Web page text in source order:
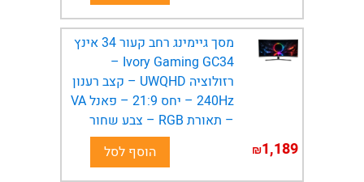
מסך גיימינג רחב קעור 34 אינץ
Ivory Gaming GC34 –
רזולוציה UWQHD – קצב רענון
240Hz – יחס 21:9 – פאנל VA
– תאורת RGB – צבע שחור
1,189
₪ הוסף לסל